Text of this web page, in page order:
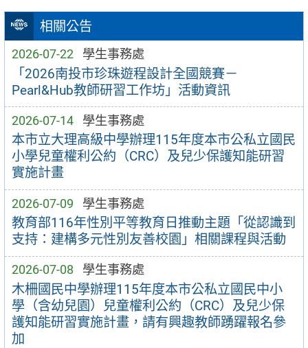
相關公告
2026-07-22 學生事務處
「2026南投市珍珠遊程設計全國競賽－
Pearl&Hub教師研習工作坊」活動資訊
2026-07-14 學生事務處
本市立大理高級中學辦理115年度本市公私立國民
小學兒童權利公約（CRC）及兒少保護知能研習
實施計畫
2026-07-09 學生事務處
教育部116年性別平等教育日推動主題「從認識到
支持：建構多元性別友善校園」相關課程與活動
2026-07-08 學生事務處
木柵國民中學辦理115年度本市公私立國民中小
學（含幼兒園）兒童權利公約（CRC）及兒少保
護知能研習實施計畫，請有興趣教師踴躍報名參
加